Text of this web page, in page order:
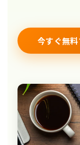
今すぐ無